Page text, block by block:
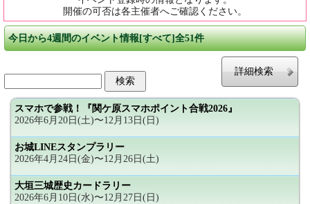
開催の可否は各主催者へご確認ください。
今日から4週間のイベント情報[すべて]全51件
詳細検索
スマホで参戦！『関ケ原スマホポイント合戦2026』
2026年6月20日(土)〜12月13日(日)
お城LINEスタンプラリー
2026年4月24日(金)〜12月26日(土)
大垣三城歴史カードラリー
2026年6月10日(水)〜12月27日(日)